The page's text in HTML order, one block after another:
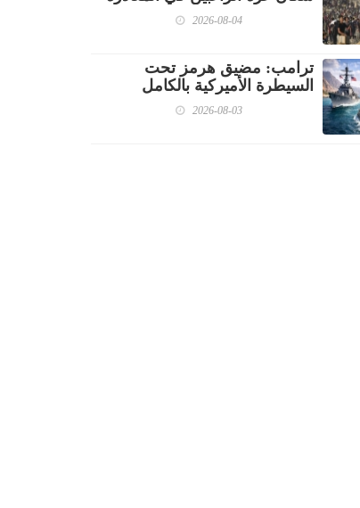
2026-08-04
ترامب: مضيق هرمز تحت
السيطرة الأميركية بالكامل
2026-08-03